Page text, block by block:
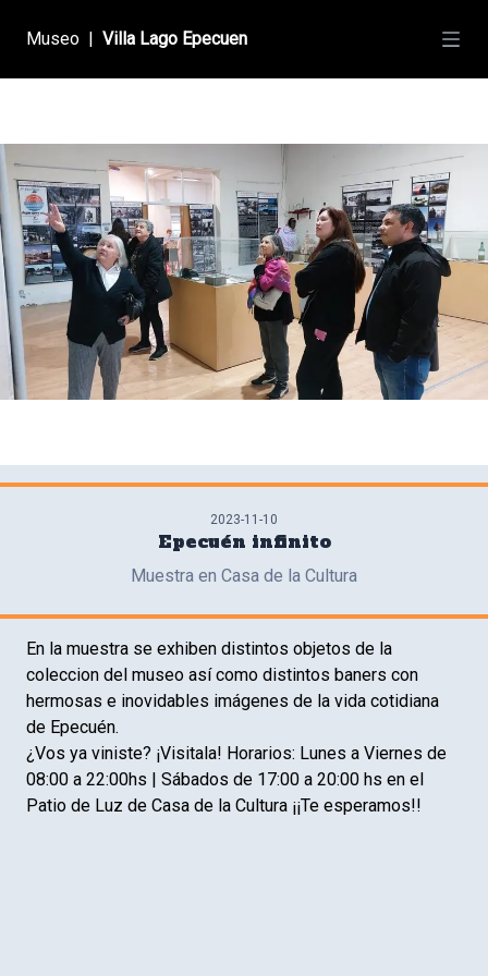
Museo | Villa Lago Epecuen
2023-11-10
Epecuén infinito
Muestra en Casa de la Cultura
En la muestra se exhiben distintos objetos de la
coleccion del museo así como distintos baners con
hermosas e inovidables imágenes de la vida cotidiana
de Epecuén.
¿Vos ya viniste? ¡Visitala! Horarios: Lunes a Viernes de
08:00 a 22:00hs | Sábados de 17:00 a 20:00 hs en el
Patio de Luz de Casa de la Cultura ¡¡Te esperamos!!